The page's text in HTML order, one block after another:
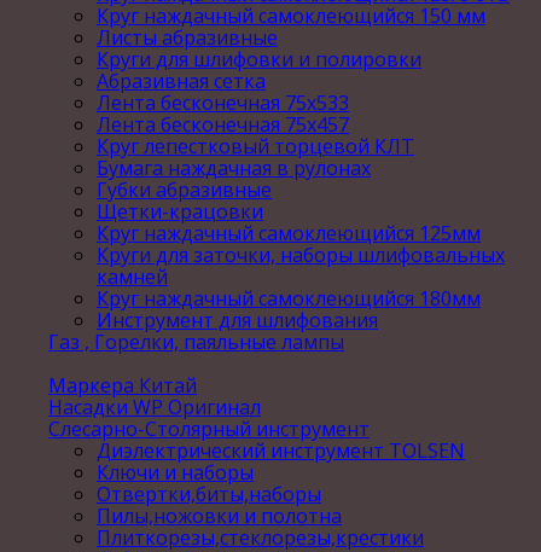
Круг наждачный самоклеющийся 150 мм
Листы абразивные
Круги для шлифовки и полировки
Абразивная сетка
Лента бесконечная 75х533
Лента бесконечная 75х457
Круг лепестковый торцевой КЛТ
Бумага наждачная в рулонах
Губки абразивные
Щетки-крацовки
Круг наждачный самоклеющийся 125мм
Круги для заточки, наборы шлифовальных
камней
Круг наждачный самоклеющийся 180мм
Инструмент для шлифования
Газ , Горелки, паяльные лампы
Маркера Китай
Насадки WP Оригинал
Слесарно-Столярный инструмент
Диэлектрический инструмент TOLSEN
Ключи и наборы
Отвертки,биты,наборы
Пилы,ножовки и полотна
Плиткорезы,стеклорезы,крестики